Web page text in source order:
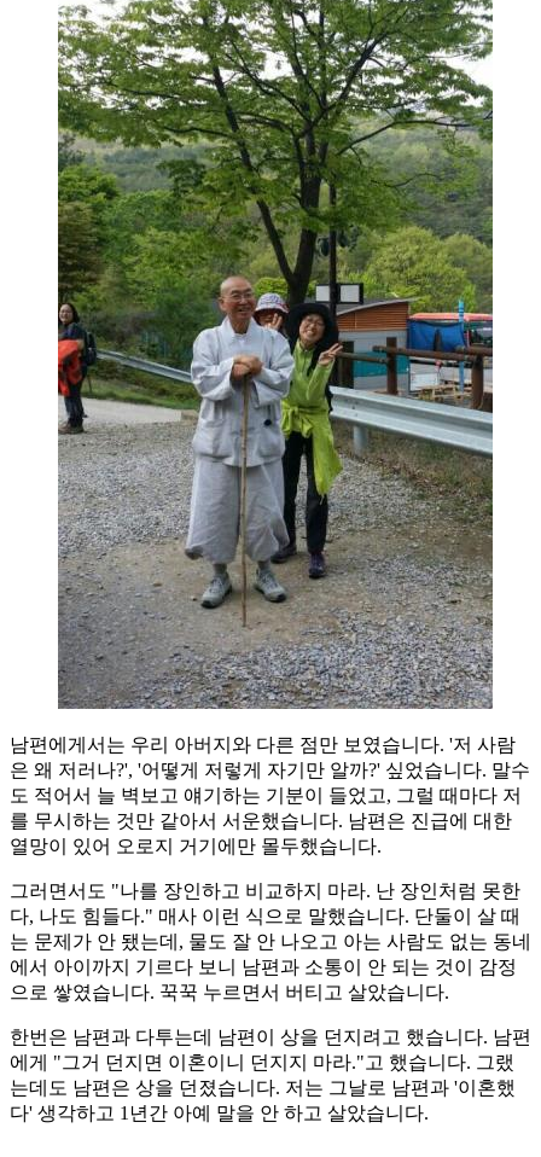
남편에게서는 우리 아버지와 다른 점만 보였습니다. '저 사람
은 왜 저러나?', '어떻게 저렇게 자기만 알까?' 싶었습니다. 말수
도 적어서 늘 벽보고 얘기하는 기분이 들었고, 그럴 때마다 저
를 무시하는 것만 같아서 서운했습니다. 남편은 진급에 대한
열망이 있어 오로지 거기에만 몰두했습니다.
그러면서도 "나를 장인하고 비교하지 마라. 난 장인처럼 못한
다, 나도 힘들다." 매사 이런 식으로 말했습니다. 단둘이 살 때
는 문제가 안 됐는데, 물도 잘 안 나오고 아는 사람도 없는 동네
에서 아이까지 기르다 보니 남편과 소통이 안 되는 것이 감정
으로 쌓였습니다. 꾹꾹 누르면서 버티고 살았습니다.
한번은 남편과 다투는데 남편이 상을 던지려고 했습니다. 남편
에게 "그거 던지면 이혼이니 던지지 마라."고 했습니다. 그랬
는데도 남편은 상을 던졌습니다. 저는 그날로 남편과 '이혼했
다' 생각하고 1년간 아예 말을 안 하고 살았습니다.